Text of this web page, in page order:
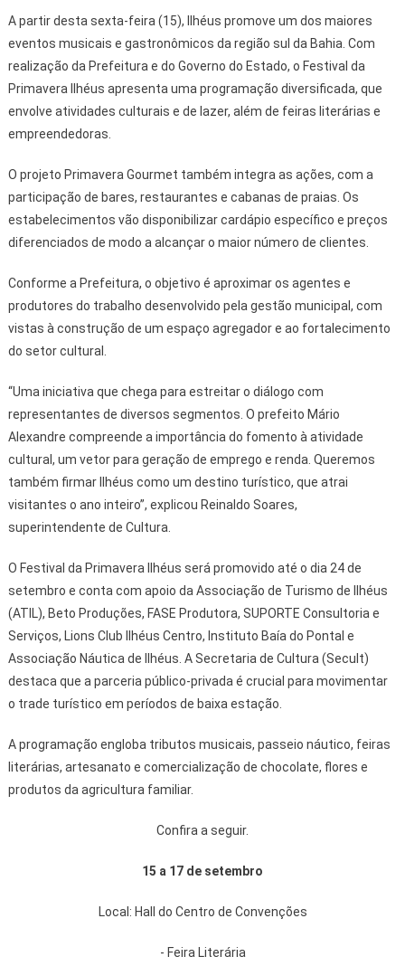
A partir desta sexta-feira (15), Ilhéus promove um dos maiores
eventos musicais e gastronômicos da região sul da Bahia. Com
realização da Prefeitura e do Governo do Estado, o Festival da
Primavera Ilhéus apresenta uma programação diversificada, que
envolve atividades culturais e de lazer, além de feiras literárias e
empreendedoras.
O projeto Primavera Gourmet também integra as ações, com a
participação de bares, restaurantes e cabanas de praias. Os
estabelecimentos vão disponibilizar cardápio específico e preços
diferenciados de modo a alcançar o maior número de clientes.
Conforme a Prefeitura, o objetivo é aproximar os agentes e
produtores do trabalho desenvolvido pela gestão municipal, com
vistas à construção de um espaço agregador e ao fortalecimento
do setor cultural.
“Uma iniciativa que chega para estreitar o diálogo com
representantes de diversos segmentos. O prefeito Mário
Alexandre compreende a importância do fomento à atividade
cultural, um vetor para geração de emprego e renda. Queremos
também firmar Ilhéus como um destino turístico, que atrai
visitantes o ano inteiro”, explicou Reinaldo Soares,
superintendente de Cultura.
O Festival da Primavera Ilhéus será promovido até o dia 24 de
setembro e conta com apoio da Associação de Turismo de Ilhéus
(ATIL), Beto Produções, FASE Produtora, SUPORTE Consultoria e
Serviços, Lions Club Ilhéus Centro, Instituto Baía do Pontal e
Associação Náutica de Ilhéus. A Secretaria de Cultura (Secult)
destaca que a parceria público-privada é crucial para movimentar
o trade turístico em períodos de baixa estação.
A programação engloba tributos musicais, passeio náutico, feiras
literárias, artesanato e comercialização de chocolate, flores e
produtos da agricultura familiar.
Confira a seguir.
15 a 17 de setembro
Local: Hall do Centro de Convenções
- Feira Literária